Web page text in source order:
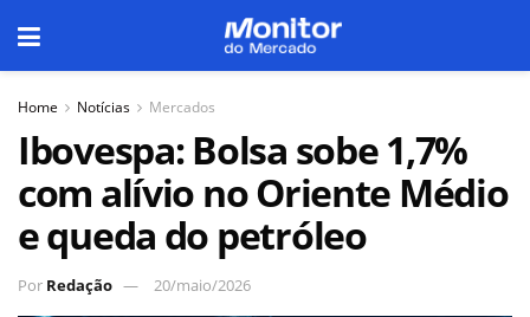
Home Notícias Mercados
Ibovespa: Bolsa sobe 1,7%
com alívio no Oriente Médio
e queda do petróleo
Por Redação 20/maio/2026